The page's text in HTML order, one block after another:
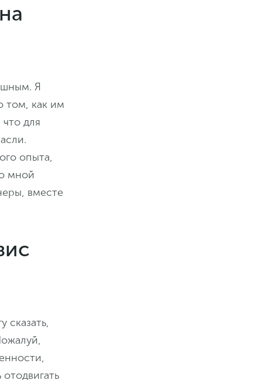
Я
том, как им
для
опыта,
мной
вместе
сказать,